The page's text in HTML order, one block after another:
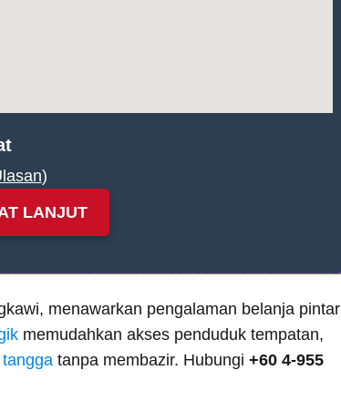
)
LANJUT
menawarkan pengalaman belanja pintar
memudahkan akses penduduk tempatan,
tanpa membazir. Hubungi +60 4-955